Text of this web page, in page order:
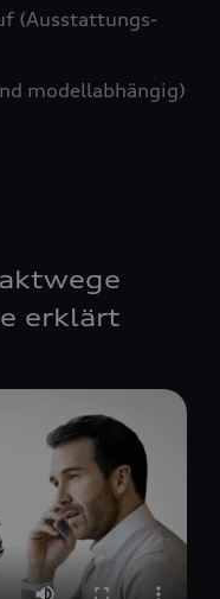
(Ausstattungs-
modellabhängig)
erklärt